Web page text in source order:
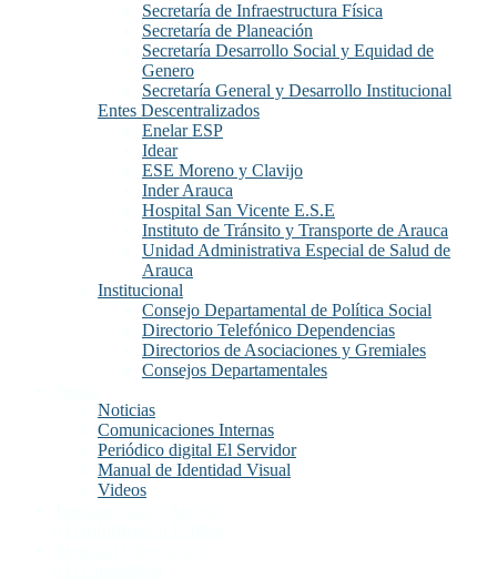
Secretaría de Infraestructura Física
Secretaría de Planeación
Secretaría Desarrollo Social y Equidad de
Genero
Secretaría General y Desarrollo Institucional
Entes Descentralizados
Enelar ESP
Idear
ESE Moreno y Clavijo
Inder Arauca
Hospital San Vicente E.S.E
Instituto de Tránsito y Transporte de Arauca
Unidad Administrativa Especial de Salud de
Arauca
Institucional
Consejo Departamental de Política Social
Directorio Telefónico Dependencias
Directorios de Asociaciones y Gremiales
Consejos Departamentales
Noticias
Comunicaciones Internas
Periódico digital El Servidor
Manual de Identidad Visual
Videos